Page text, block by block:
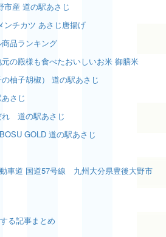
市産 道の駅あさじ
ンチカツ あさじ唐揚げ
品ランキング
の殿様も食べたおいしいお米 御膳米
柚子胡椒） 道の駅あさじ
さじ
れ 道の駅あさじ
GOLD 道の駅あさじ
車道 国道57号線 九州大分県豊後大野市
る記事まとめ